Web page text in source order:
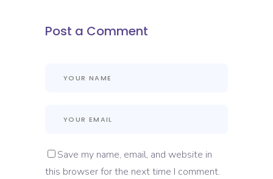
Post a Comment
Save my name, email, and website in
this browser for the next time I comment.